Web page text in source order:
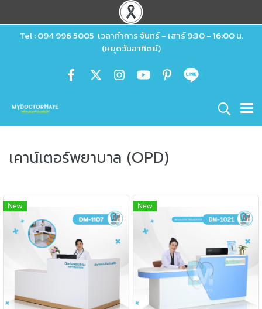
Tel : 094 996 5005 เวลาทำการ จันทร์ - เสาร์ 9:30 - 16:00 น.
(หยุดวันอาทิตย์)
เคาน์เตอร์พยาบาล (OPD)
New New